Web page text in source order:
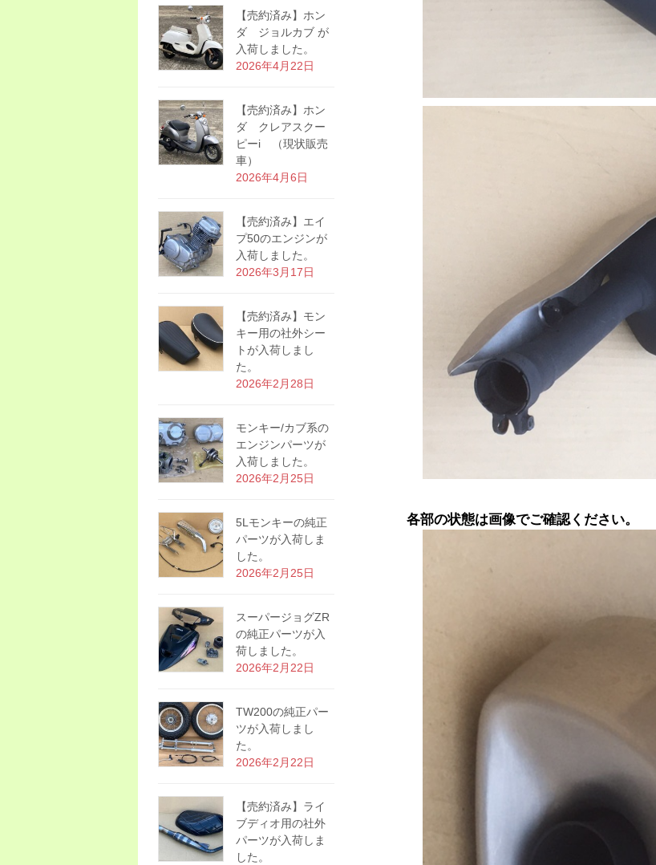
各部の状態は画像でご確認ください。
【売約済み】ホン
ダ ジョルカブ が
入荷しました。
2026年4月22日
【売約済み】ホン
ダ クレアスクー
ピーi （現状販売
車）
2026年4月6日
【売約済み】エイ
プ50のエンジンが
入荷しました。
2026年3月17日
【売約済み】モン
キー用の社外シー
トが入荷しまし
た。
2026年2月28日
モンキー/カブ系の
エンジンパーツが
入荷しました。
2026年2月25日
5Lモンキーの純正
パーツが入荷しま
した。
2026年2月25日
スーパージョグZR
の純正パーツが入
荷しました。
2026年2月22日
TW200の純正パー
ツが入荷しまし
た。
2026年2月22日
【売約済み】ライ
ブディオ用の社外
パーツが入荷しま
した。